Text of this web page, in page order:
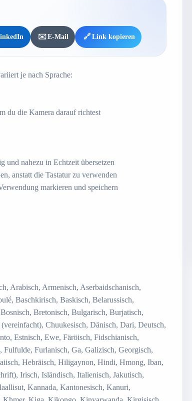
✉️E-Mail 🔗 Link kopieren
je nach Sprache:
du die Kamera darauf richtest
und nahezu in Echtzeit übersetzen
anstatt die Tastatur zu verwenden
markieren und speichern
Arabisch, Armenisch, Aserbaidschanisch,
Baschkirisch, Baskisch, Belarussisch,
Bretonisch, Bulgarisch, Burjatisch,
Chuukesisch, Dänisch, Dari, Deutsch,
Estnisch, Ewe, Färöisch, Fidschianisch,
Furlanisch, Ga, Galizisch, Georgisch,
Hebräisch, Hiligaynon, Hindi, Hmong, Iban,
Irisch, Isländisch, Italienisch, Jakutisch,
Kannada, Kantonesisch, Kanuri,